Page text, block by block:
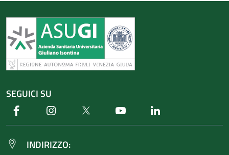
SEGUICI SU
Facebook Instagram Twitter Youtube
INDIRIZZO: